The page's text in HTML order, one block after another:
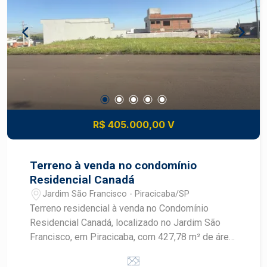
R$ 405.000,00 V
Terreno à venda no condomínio
Residencial Canadá
Jardim São Francisco - Piracicaba/SP
Terreno residencial à venda no Condomínio
Residencial Canadá, localizado no Jardim São
Francisco, em Piracicaba, com 427,78 m² de área